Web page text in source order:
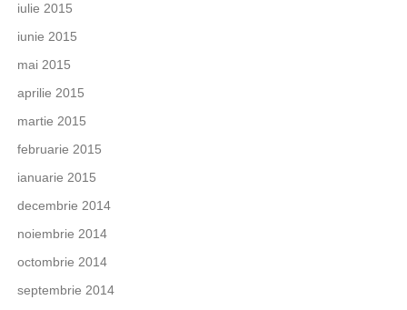
iulie 2015
iunie 2015
mai 2015
aprilie 2015
martie 2015
februarie 2015
ianuarie 2015
decembrie 2014
noiembrie 2014
octombrie 2014
septembrie 2014